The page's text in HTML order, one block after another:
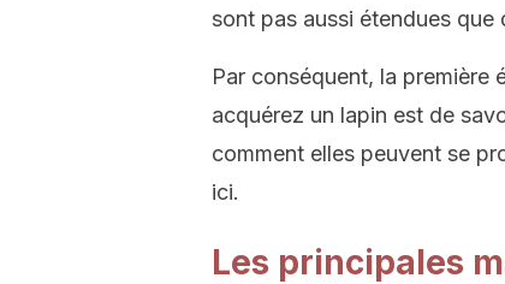
sont pas aussi étendues que
Par conséquent, la première
acquérez un lapin est de
comment elles peuvent se
ici.
Les principales